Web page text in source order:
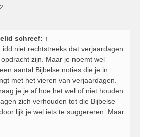
schreef: ↑
idd niet rechtstreeks dat verjaardagen
zijn. Maar je noemt wel
aantal Bijbelse noties die je in
met het vieren van verjaardagen.
je je af hoe het wel of niet houden
zich verhouden tot die Bijbelse
lijk je wel iets te suggereren. Maar